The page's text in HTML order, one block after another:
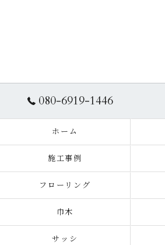
080-6919-1446
ホーム
施工事例
フローリング
巾木
サッシ